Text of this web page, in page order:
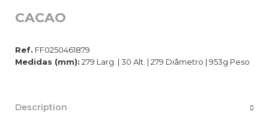
CACAO
Ref. FF0250461879
Medidas (mm): 279 Larg. | 30 Alt. | 279 Diâmetro | 953g Peso
Description